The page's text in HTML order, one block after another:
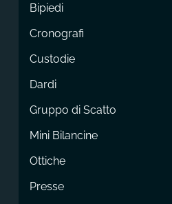
Bipiedi
Cronografi
Custodie
Dardi
Gruppo di Scatto
Mini Bilancine
Ottiche
Presse